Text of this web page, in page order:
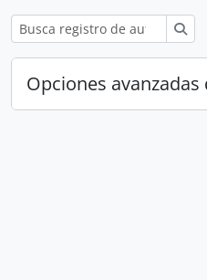
Opciones